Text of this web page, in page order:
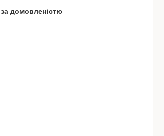
за домовленістю